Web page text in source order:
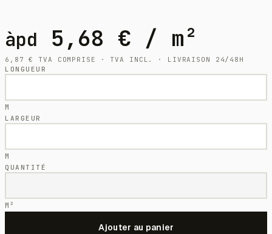
àpd 5,68 € / m²
6,87€
TVA COMPRISE · TVA INCL. · LIVRAISON 24/48H
LONGUEUR
M
LARGEUR
M
QUANTITÉ
M²